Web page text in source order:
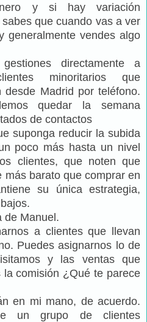
y si hay variación
que cuando vas a ver
generalmente vendes algo
directamente a
minoritarios que
desde Madrid por teléfono.
quedar la semana
de contactos
suponga reducir la subida
poco más hasta un nivel
clientes, que noten que
barato que comprar en
su única estrategia,
de Manuel.
a clientes que llevan
Puedes asignarnos lo de
y las ventas que
comisión ¿Qué te parece
en mi mano, de acuerdo.
un grupo de clientes